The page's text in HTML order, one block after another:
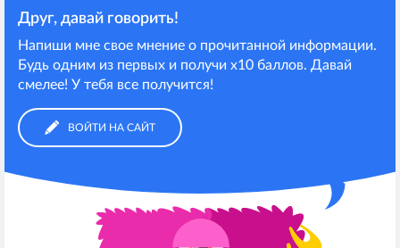
Друг, давай говорить!
Напиши мне свое мнение о прочитанной информации.
Будь одним из первых и получи х10 баллов. Давай
смелее! У тебя все получится!
ВОЙТИ НА САЙТ